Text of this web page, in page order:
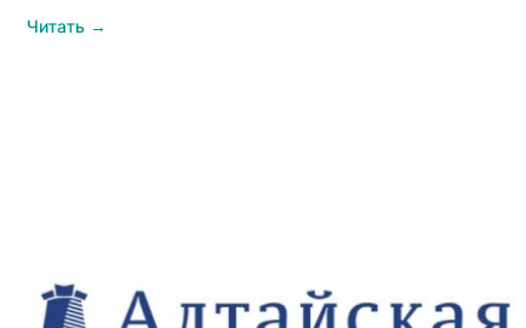
Читать →